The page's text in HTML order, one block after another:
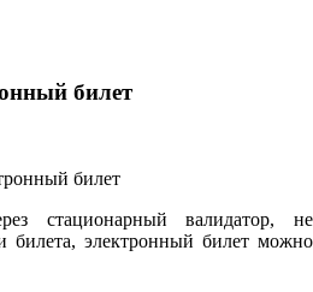
билет
стационарный валидатор, не
электронный билет можно